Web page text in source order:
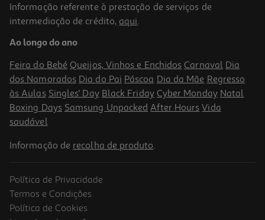
Toalha Em Rolo Papel Actuel Rosa 5x1.35m
3.99 €/un
3,99 €
Informação referente à prestação de serviços de
intermediação de crédito, aqui.
Ao longo do ano
Feira do Bebé Queijos, Vinhos e Enchidos Carnaval Dia
dos Namorados Dia do Pai Páscoa Dia da Mãe Regresso
às Aulas Singles' Day Black Friday Cyber Monday Natal
Boxing Days Samsung Unpacked After Hours Vida
saudável
Informação de recolha de produto.
Política de Privacidade
Termos e Condições
Política de Cookies